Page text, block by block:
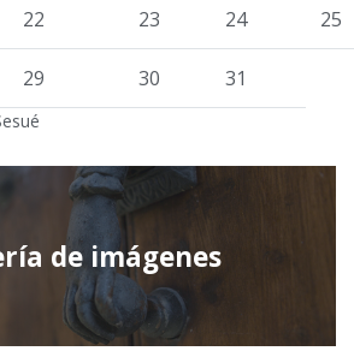
22 23 24 25
29 30 31
de imágenes